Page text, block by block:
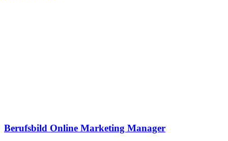
Berufsbild Online Marketing Manager